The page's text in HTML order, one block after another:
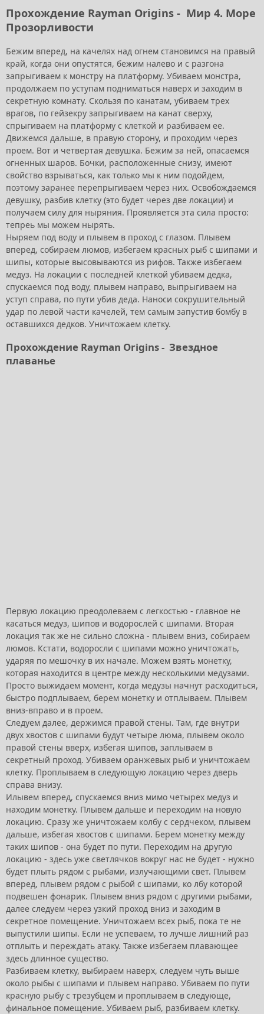
Прохождение Rayman Origins - Мир 4. Море
Прозорливости
Бежим вперед, на качелях над огнем становимся на правый
край, когда они опустятся, бежим налево и с разгона
запрыгиваем к монстру на платформу. Убиваем монстра,
продолжаем по уступам подниматься наверх и заходим в
секретную комнату. Скользя по канатам, убиваем трех
врагов, по гейзекру запрыгиваем на канат сверху,
спрыгиваем на платформу с клеткой и разбиваем ее.
Движемся дальше, в правую сторону, и проходим через
проем. Вот и четвертая девушка. Бежим за ней, опасаемся
огненных шаров. Бочки, расположенные снизу, имеют
свойство взрываться, как только мы к ним подойдем,
поэтому заранее перепрыгиваем через них. Освобождаемся
девушку, разбив клетку (это будет через две локации) и
получаем силу для ныряния. Проявляется эта сила просто:
тепреь мы можем нырять.
Ныряем под воду и плывем в проход с глазом. Плывем
вперед, собираем люмов, избегаем красных рыб с шипами и
шипы, которые высовываются из рифов. Также избегаем
медуз. На локации с последней клеткой убиваем дедка,
спускаемся под воду, плывем направо, выпрыгиваем на
уступ справа, по пути убив деда. Наноси сокрушительный
удар по левой части качелей, тем самым запустив бомбу в
оставшихся дедков. Уничтожаем клетку.
Прохождение Rayman Origins - Звездное
плаванье
Первую локацию преодолеваем с легкостью - главное не
касаться медуз, шипов и водорослей с шипами. Вторая
локация так же не сильно сложна - плывем вниз, собираем
люмов. Кстати, водоросли с шипами можно уничтожать,
ударяя по мешочку в их начале. Можем взять монетку,
которая находится в центре между несколькими медузами.
Просто выжидаем момент, когда медузы начнут расходиться,
быстро подплываем, берем монетку и отплываем. Плывем
вниз-вправо и в проем.
Следуем далее, держимся правой стены. Там, где внутри
двух хвостов с шипами будут четыре люма, плывем около
правой стены вверх, избегая шипов, заплываем в
секретный проход. Убиваем оранжевых рыб и уничтожаем
клетку. Проплываем в следующую локацию через дверь
справа внизу.
Илывем вперед, спускаемся вниз мимо четырех медуз и
находим монетку. Плывем дальше и переходим на новую
локацию. Сразу же уничтожаем колбу с сердчеком, плывем
дальше, избегая хвостов с шипами. Берем монетку между
таких шипов - она будет по пути. Переходим на другую
локацию - здесь уже светлячков вокруг нас не будет - нужно
будет плыть рядом с рыбами, излучающими свет. Плывем
вперед, плывем рядом с рыбой с шипами, ко лбу которой
подвешен фонарик. Плывем вниз рядом с другими рыбами,
далее следуем через узкий проход вниз и заходим в
секретное помещение. Уничтожаем всех рыб, пока те не
выпустили шипы. Если не успеваем, то лучше лишний раз
отплыть и переждать атаку. Также избегаем плавающее
здесь длинное существо.
Разбиваем клетку, выбираем наверх, следуем чуть выше
около рыбы с шипами и плывем направо. Убиваем по пути
красную рыбу с трезубцем и проплываем в следующе,
финальное помещение. Убиваем рыб, разбиваем клетку.